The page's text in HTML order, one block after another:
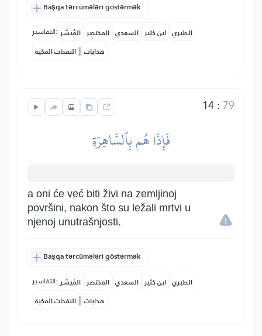
Başqa tərcümələri göstərmək
التفاسير: المُيسَّر المختصر السعدي ابن كثير الطبري
النفحات المكية | هدايات
14: 79
فَإِذَا هُم بِٱلسَّاهِرَةِ
a oni će već biti živi na zemljinoj
površini, nakon što su ležali mrtvi u
njenoj unutrašnjosti.
Başqa tərcümələri göstərmək
التفاسير: المُيسَّر المختصر السعدي ابن كثير الطبري
النفحات المكية | هدايات